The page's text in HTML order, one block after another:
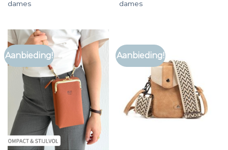
dames
dames
Aanbieding! Aanbieding!